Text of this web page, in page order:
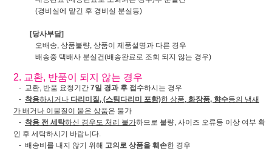
(경비실에 맡긴 후 경비실 분실등)
[당사부담]
오배송, 상품불량, 상품이 제품설명과 다른 경우
배송중 택배사 분실건(배송완료로 조회 되지 않는 경우)
2. 교환, 반품이 되지 않는 경우
- 교환, 반품 요청기간 7일 경과 후 접수하시는 경우
- 착용하시거나 다리미질, (스팀다리미 포함)한 상품, 화장품, 향수등의 냄새
가 배거나 이물질이 뭍은 상품은 불가
- 착용 전 세탁하신 경우도 처리 불가하므로 불량, 사이즈 오류등 이상 여부 확
인 후 세탁하시기 바랍니다.
- 배송비를 내지 않기 위해 고의로 상품을 훼손한 경우